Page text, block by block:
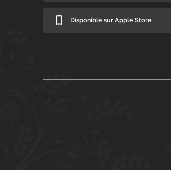
Disponible sur Apple Store